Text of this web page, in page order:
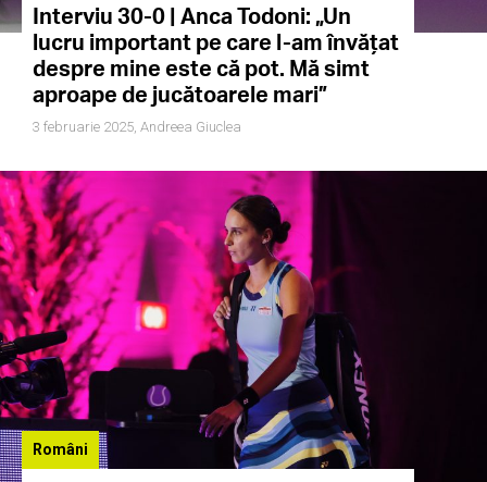
Interviu 30-0 | Anca Todoni: „Un
lucru important pe care l-am învățat
despre mine este că pot. Mă simt
aproape de jucătoarele mari”
3 februarie 2025, Andreea Giuclea
Români